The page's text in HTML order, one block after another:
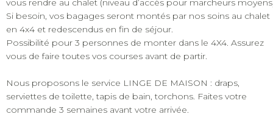
vous rendre au chalet (niveau d’accès pour marcheurs
Si besoin, vos bagages seront montés par nos soins au chalet
en 4x4 et redescendus en fin de séjour.
Possibilité pour 3 personnes de monter dans le 4X4. Assurez
vous de faire toutes vos courses avant de partir.
Nous proposons le service LINGE DE MAISON : draps,
serviettes de toilette, tapis de bain, torchons. Faites votre
commande 3 semaines avant votre arrivée.